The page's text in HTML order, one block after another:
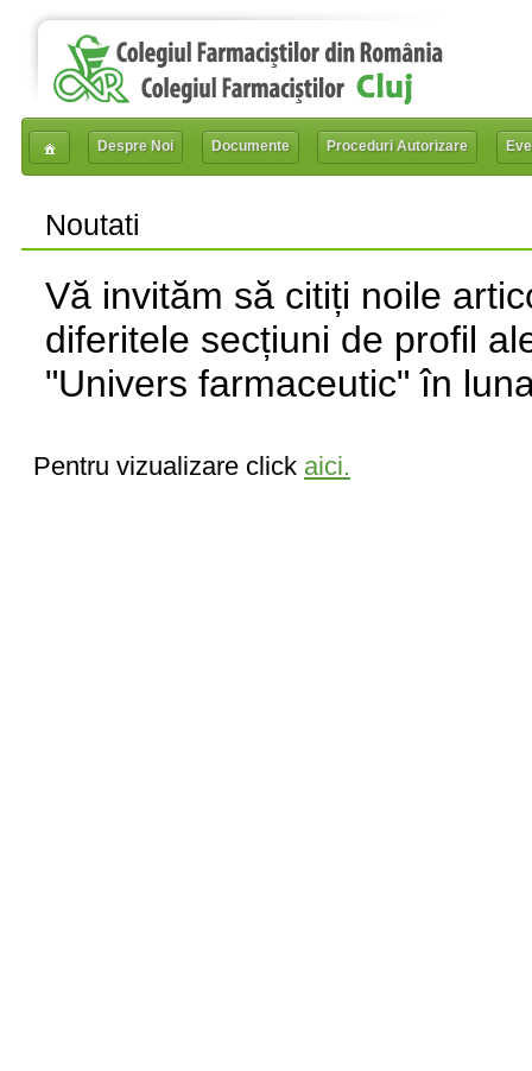
Despre Noi Documente Proceduri Autorizare
Noutati
Vă invităm să citiți noile
diferitele secțiuni de profil
"Univers farmaceutic" în
Pentru vizualizare click aici.